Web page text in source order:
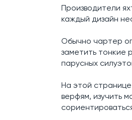
Производители
каждый дизайн
Обычно чартер
заметить тонкие
парусных
На этой
верфям, изучить